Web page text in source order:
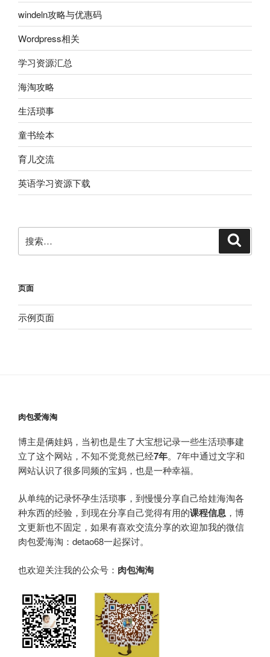
windeln攻略与优惠码
Wordpress相关
学习资源汇总
海淘攻略
生活琐事
童书绘本
育儿交流
英语学习资源下载
索：
页面
示例页面
肉包爱海淘
博主是俩娃妈，当初也是生了大宝想记录一些生活琐事建
立了这个网站，不知不觉竟然已经7年。7年中通过文字和
网站认识了很多同频的宝妈，也是一种幸福。
从单纯的记录怀孕生活琐事，到慢慢分享自己给娃海淘各
种东西的经验，到现在分享自己觉得有用的课程信息 ，博
文更新也不固定，如果有喜欢交流分享的欢迎加我的微信
肉包爱海淘：detao68一起探讨。
也欢迎关注我的公众号： 肉包淘淘